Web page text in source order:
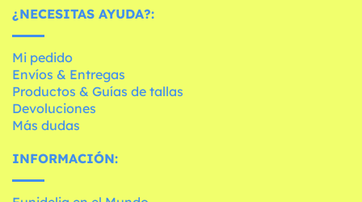
¿NECESITAS AYUDA?:
Mi pedido
Envíos & Entregas
Productos & Guías de tallas
Devoluciones
Más dudas
INFORMACIÓN: